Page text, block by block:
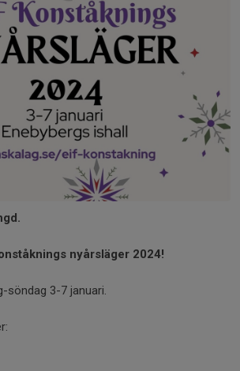
nyårsläger 2024!
söndag 3-7 januari.